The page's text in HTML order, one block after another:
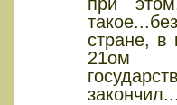
стране, в
21ом